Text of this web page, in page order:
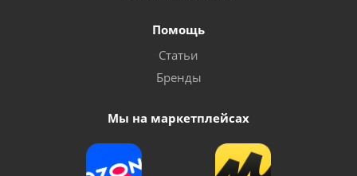
Помощь
Статьи
Бренды
Мы на маркетплейсах